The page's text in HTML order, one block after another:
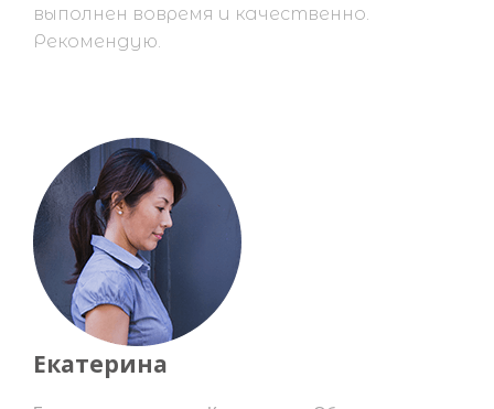
выполнен вовремя и качественно.
Рекомендую.
Екатерина